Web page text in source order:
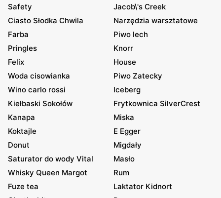
Safety
Jacob\'s Creek
Ciasto Słodka Chwila
Narzędzia warsztatowe
Farba
Piwo lech
Pringles
Knorr
Felix
House
Woda cisowianka
Piwo Zatecky
Wino carlo rossi
Iceberg
Kiełbaski Sokołów
Frytkownica SilverCrest
Kanapa
Miska
Koktajle
E Egger
Donut
Migdały
Saturator do wody Vital
Masło
Whisky Queen Margot
Rum
Fuze tea
Laktator Kidnort